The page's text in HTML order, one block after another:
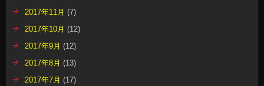
2017年11月 (7)
2017年10月 (12)
2017年9月 (12)
2017年8月 (13)
2017年7月 (17)